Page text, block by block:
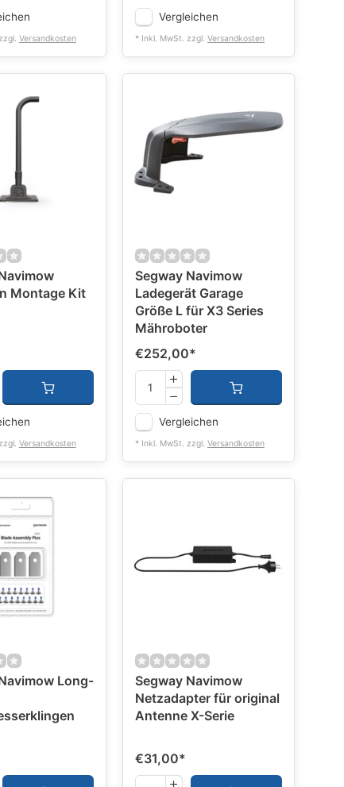
Versandkosten
Vergleichen
* Inkl. MwSt. zzgl. Versandkosten
Montage Kit
Versandkosten
Segway Navimow
Ladegerät Garage
Größe L für X3 Series
Mähroboter
€252,00*
Vergleichen
* Inkl. MwSt. zzgl. Versandkosten
Long-
Segway Navimow
Netzadapter für original
Antenne X-Serie
€31,00*